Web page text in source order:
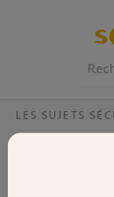
Volet
LES SUJETS
Pourquoi,
mouvement
enregistré la